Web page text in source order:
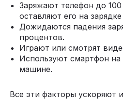
Заряжают телефон до
оставляют его на
Дожидаются падения
процентов.
Играют или смотрят
Используют смартфон
машине.
Все эти факторы ускоряют